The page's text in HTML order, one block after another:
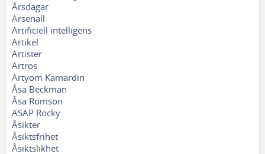
Årsdagar
Arsenall
Artificiell intelligens
Artikel
Artister
Artros
Artyom Kamardin
Åsa Beckman
Åsa Romson
ASAP Rocky
Åsikter
Åsiktsfrihet
Åsiktslikhet